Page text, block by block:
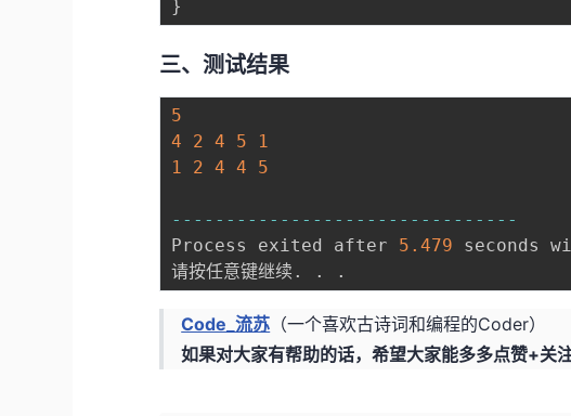
}
三、测试结果
5
4
2 4 5
1
1
2 4 4 5
-- -- -- -- -- -- -- -- -- -- -- -- -- -- -- --
Process exited after 5.479 seconds
请按任意键继续 . . .
Code_流苏 （一个喜欢古诗词和编程的Coder）
如果对大家有帮助的话，希望大家能多多点赞+